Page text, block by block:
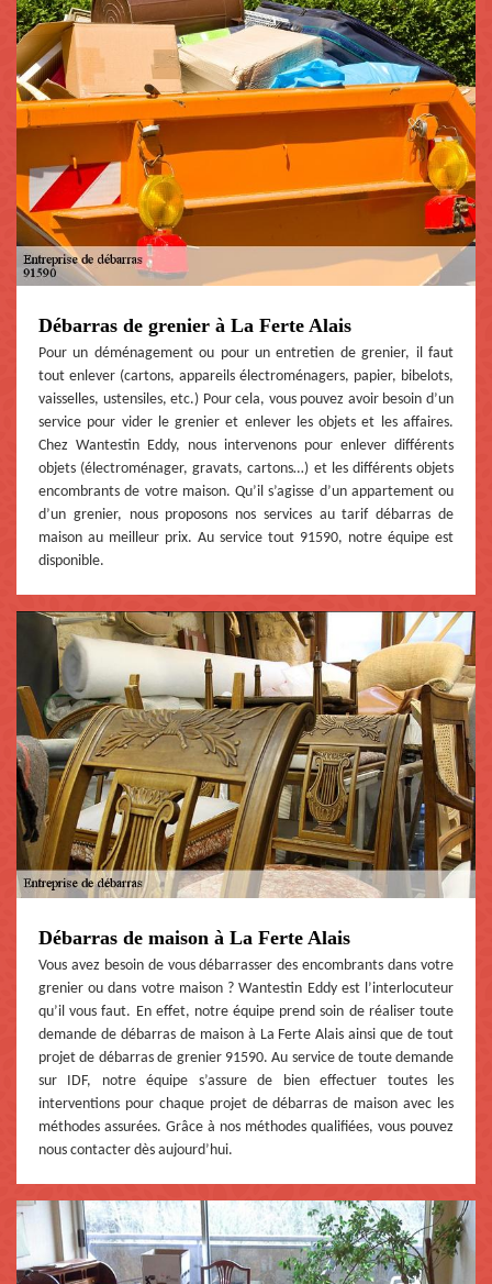
Débarras de grenier à La Ferte Alais
Pour un déménagement ou pour un entretien de grenier, il faut
tout enlever (cartons, appareils électroménagers, papier, bibelots,
vaisselles, ustensiles, etc.) Pour cela, vous pouvez avoir besoin d’un
service pour vider le grenier et enlever les objets et les affaires.
Chez Wantestin Eddy, nous intervenons pour enlever différents
objets (électroménager, gravats, cartons…) et les différents objets
encombrants de votre maison. Qu’il s’agisse d’un appartement ou
d’un grenier, nous proposons nos services au tarif débarras de
maison au meilleur prix. Au service tout 91590, notre équipe est
disponible.
Débarras de maison à La Ferte Alais
Vous avez besoin de vous débarrasser des encombrants dans votre
grenier ou dans votre maison ? Wantestin Eddy est l’interlocuteur
qu’il vous faut. En effet, notre équipe prend soin de réaliser toute
demande de débarras de maison à La Ferte Alais ainsi que de tout
projet de débarras de grenier 91590. Au service de toute demande
sur IDF, notre équipe s’assure de bien effectuer toutes les
interventions pour chaque projet de débarras de maison avec les
méthodes assurées. Grâce à nos méthodes qualifiées, vous pouvez
nous contacter dès aujourd’hui.